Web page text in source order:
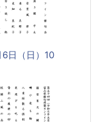
日（日）10